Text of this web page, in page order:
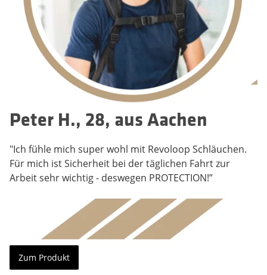
Peter H., 28, aus Aachen
"Ich fühle mich super wohl mit Revoloop Schläuchen.
Für mich ist Sicherheit bei der täglichen Fahrt zur
Arbeit sehr wichtig - deswegen PROTECTION!”
Zum Produkt